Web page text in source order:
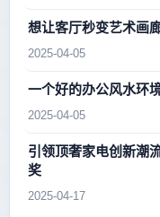
想让客厅秒变艺术画
2025-04-05
一个好的办公风水环
2025-04-05
引领顶奢家电创新潮
奖
2025-04-17